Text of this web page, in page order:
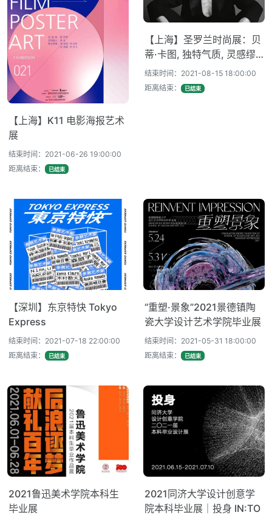
【上海】K11 电影海报艺术
展
结束时间：2021-06-26 19:00:00
距离结束：
已结束
【上海】圣罗兰时尚展：贝
蒂·卡图, 独特气质, 灵感缪
斯
结束时间：2021-08-15 18:00:00
距离结束：
已结束
【深圳】东京特快 Tokyo
Express
结束时间：2021-07-18 22:00:00
距离结束：
已结束
“重塑·景象”2021景德镇陶
瓷大学设计艺术学院毕业展
结束时间：2021-05-31 18:00:00
距离结束：
已结束
2021鲁迅美术学院本科生
毕业展
2021同济大学设计创意学
院本科毕业展｜投身 IN:TO